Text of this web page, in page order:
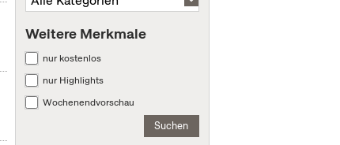
Weitere Merkmale
nur kostenlos
nur Highlights
Wochenendvorschau
Suchen